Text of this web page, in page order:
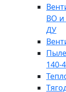
ВО и
ДУ
140-